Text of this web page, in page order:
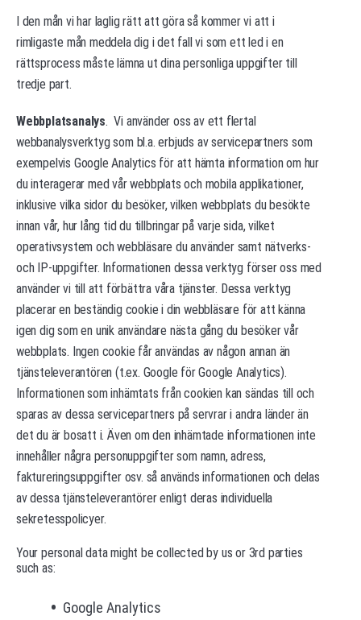
I den mån vi har laglig rätt att göra så kommer vi att i
rimligaste mån meddela dig i det fall vi som ett led i en
rättsprocess måste lämna ut dina personliga uppgifter till
tredje part.
Webbplatsanalys. Vi använder oss av ett flertal
webbanalysverktyg som bl.a. erbjuds av servicepartners som
exempelvis Google Analytics för att hämta information om hur
du interagerar med vår webbplats och mobila applikationer,
inklusive vilka sidor du besöker, vilken webbplats du besökte
innan vår, hur lång tid du tillbringar på varje sida, vilket
operativsystem och webbläsare du använder samt nätverks-
och IP-uppgifter. Informationen dessa verktyg förser oss med
använder vi till att förbättra våra tjänster. Dessa verktyg
placerar en beständig cookie i din webbläsare för att känna
igen dig som en unik användare nästa gång du besöker vår
webbplats. Ingen cookie får användas av någon annan än
tjänsteleverantören (t.ex. Google för Google Analytics).
Informationen som inhämtats från cookien kan sändas till och
sparas av dessa servicepartners på servrar i andra länder än
det du är bosatt i. Även om den inhämtade informationen inte
innehåller några personuppgifter som namn, adress,
faktureringsuppgifter osv. så används informationen och delas
av dessa tjänsteleverantörer enligt deras individuella
sekretesspolicyer.
Your personal data might be collected by us or 3rd parties
such as:
Google Analytics